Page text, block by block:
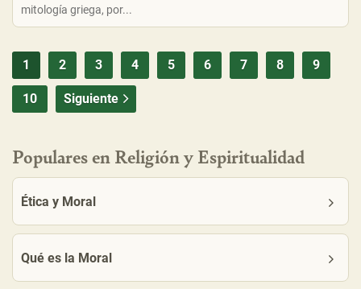
mitología griega, por...
1 2 3 4 5 6 7 8 9
10 Siguiente
Populares en Religión y Espiritualidad
Ética y Moral
Qué es la Moral